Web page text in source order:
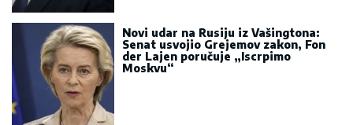
Novi udar na Rusiju iz Vašingtona:
Senat usvojio Grejemov zakon, Fon
der Lajen poručuje „Iscrpimo
Moskvu“